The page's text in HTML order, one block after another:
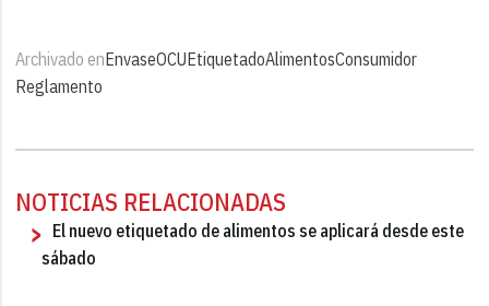
Archivado enEnvaseOCUEtiquetadoAlimentosConsumidor
Reglamento
NOTICIAS RELACIONADAS
El nuevo etiquetado de alimentos se aplicará desde este
sábado